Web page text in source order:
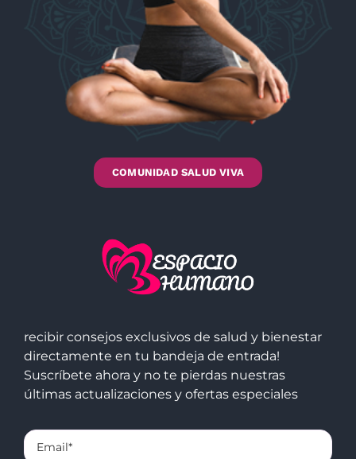
COMUNIDAD SALUD VIVA
recibir consejos exclusivos de salud y bienestar
directamente en tu bandeja de entrada!
Suscríbete ahora y no te pierdas nuestras
últimas actualizaciones y ofertas especiales